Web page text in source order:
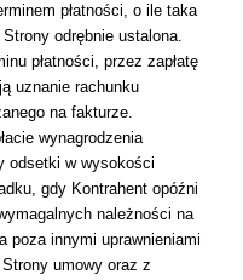
płatności, o ile taka
odrębnie ustalona.
płatności, przez zapłatę
uznanie rachunku
na fakturze.
wynagrodzenia
odsetki w wysokości
gdy Kontrahent opóźni
należności na
poza innymi uprawnieniami
umowy oraz z